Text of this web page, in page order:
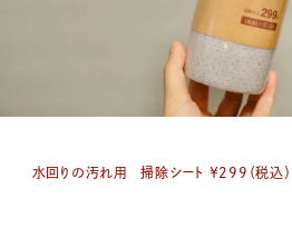
水回りの汚れ用 掃除シート ￥299（税込）